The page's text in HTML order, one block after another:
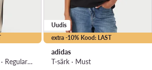
Dressipüksid · Beež · Regular Fit
extra -10% Kood: LAST
Uudis
adidas
T-särk · Must